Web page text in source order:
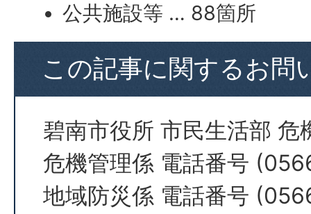
公共施設等 … 88箇所
この記事に関するお問
碧南市役所 市民生活部 危
危機管理係 電話番号
地域防災係 電話番号